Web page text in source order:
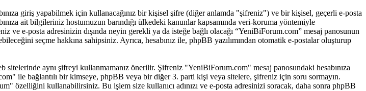
giriş yapabilmek için kullanacağınız bir kişisel şifre (diğer anlamda "şifreniz") ve bir kişisel, geçerli e-posta
ait bilgileriniz hostumuzun barındığı ülkedeki kanunlar kapsamında veri-koruma yöntemiyle
ve e-posta adresinizin dışında neyin gerekli ya da isteğe bağlı olacağı “YeniBiForum.com” mesaj panosunun
seçme hakkına sahipsiniz. Ayrıca, hesabınız ile, phpBB yazılımından otomatik e-postalar oluşturup
aynı şifreyi kullanmamanız önerilir. Şifreniz "YeniBiForum.com" mesaj panosundaki hesabınıza
ile bağlantılı bir kimseye, phpBB veya bir diğer 3. parti kişi veya sitelere, şifreniz için soru sormayın.
özelliğini kullanabilirsiniz. Bu işlem size kullanıcı adınızı ve e-posta adresinizi soracak, daha sonra phpBB